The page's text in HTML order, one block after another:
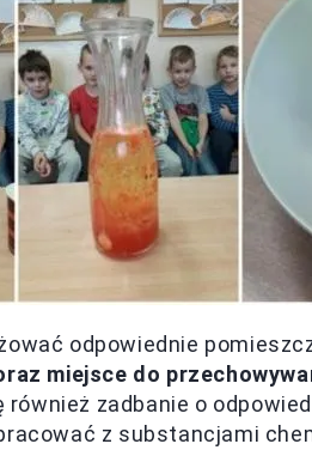
odpowiednie
miejsce do
zadbanie o
z substancjami